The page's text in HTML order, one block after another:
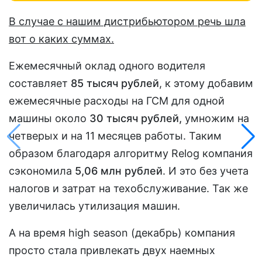
В случае с нашим дистрибьютором речь шла
вот о каких суммах.
Ежемесячный оклад одного водителя
составляет 85 тысяч рублей, к этому добавим
ежемесячные расходы на ГСМ для одной
машины около 30 тысяч рублей, умножим на
четверых и на 11 месяцев работы. Таким
образом благодаря алгоритму Relog компания
сэкономила 5,06 млн рублей. И это без учета
налогов и затрат на техобслуживание. Так же
увеличилась утилизация машин.
А на время high season (декабрь) компания
просто стала привлекать двух наемных